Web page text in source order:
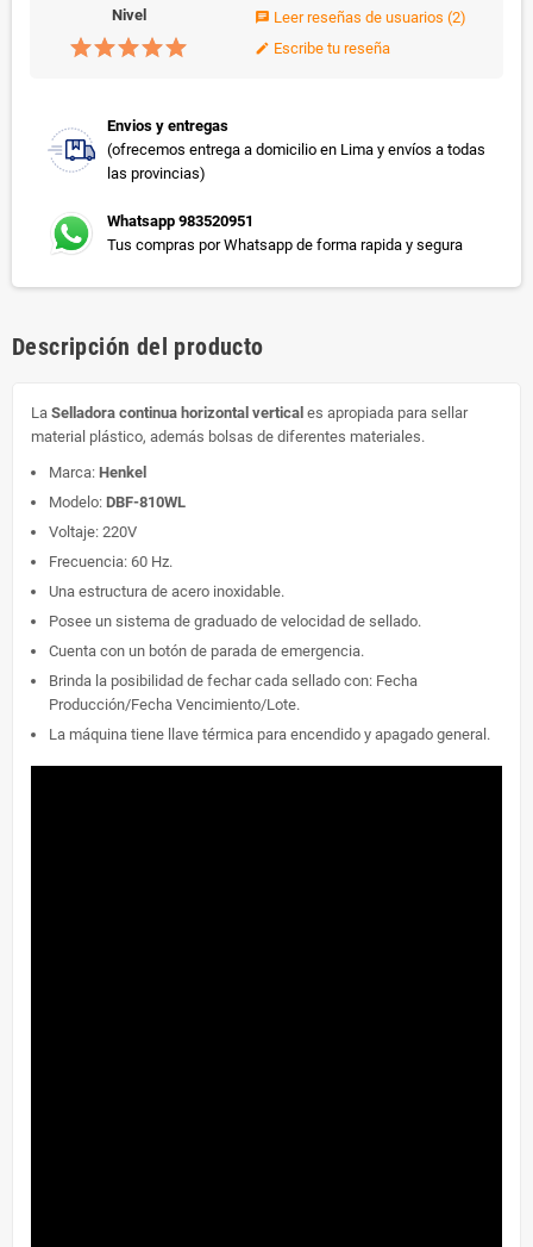
Nivel chat Leer reseñas de usuarios (2)
edit Escribe tu reseña
Envios y entregas
(ofrecemos entrega a domicilio en Lima y envíos a todas
las provincias)
Whatsapp 983520951
Tus compras por Whatsapp de forma rapida y segura
Descripción del producto
La Selladora continua horizontal vertical es apropiada para sellar
material plástico, además bolsas de diferentes materiales.
Marca: Henkel
Modelo: DBF-810WL
Voltaje: 220V
Frecuencia: 60 Hz.
Una estructura de acero inoxidable.
Posee un sistema de graduado de velocidad de sellado.
Cuenta con un botón de parada de emergencia.
Brinda la posibilidad de fechar cada sellado con: Fecha
Producción/Fecha Vencimiento/Lote.
La máquina tiene llave térmica para encendido y apagado general.